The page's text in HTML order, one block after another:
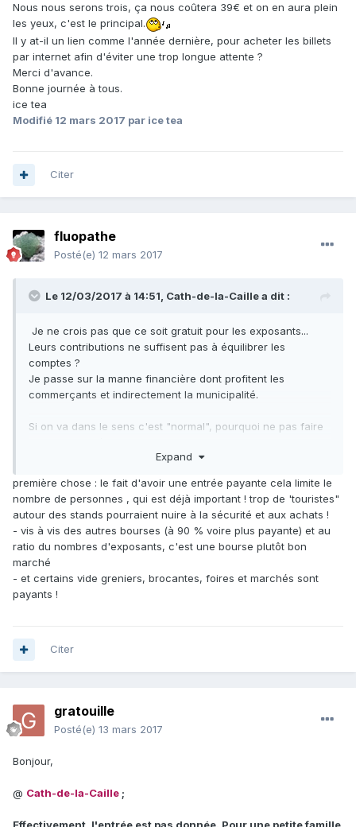
Nous nous serons trois, ça nous coûtera 39€ et on en aura plein
les yeux, c'est le principal.
Il y at-il un lien comme l'année dernière, pour acheter les billets
par internet afin d'éviter une trop longue attente ?
Merci d'avance.
Bonne journée à tous.
ice tea
Modifié 12 mars 2017 par ice tea
Citer
fluopathe
Posté(e) 12 mars 2017
Le 12/03/2017 à 14:51, Cath-de-la-Caillea dit :
Je ne crois pas que ce soit gratuit pour les exposants...
Leurs contributions ne suffisent pas à équilibrer les
comptes ?
Je passe sur la manne financière dont profitent les
commerçants et indirectement la municipalité.
Si on va dans le sens c'est "normal", pourquoi ne pas faire
marchés en tout genre alors ?
sécurité et de nettoyage sont mobilisés, de même que les
services techniques pour les aménagements...
Au fait, la grande "braderie de Lille" est bien gratuite non ?
Libre à chacun de penser qu'il est naturel et admissible de
payer pour tout et n'importe quoi... désolée, je raisonne
autrement...
Expand
première chose : le fait d'avoir une entrée payante cela limite le
nombre de personnes , qui est déjà important ! trop de 'touristes"
autour des stands pourraient nuire à la sécurité et aux achats !
- vis à vis des autres bourses (à 90 % voire plus payante) et au
ratio du nombres d'exposants, c'est une bourse plutôt bon
marché
- et certains vide greniers, brocantes, foires et marchés sont
payants !
Citer
gratouille
Posté(e) 13 mars 2017
Bonjour,
@ Cath-de-la-Caille ;